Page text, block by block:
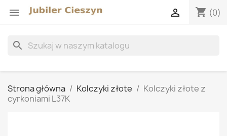
 shopping_cart (0)

search
Strona główna Kolczyki złote
Kolczyki złote z
cyrkoniami L37K